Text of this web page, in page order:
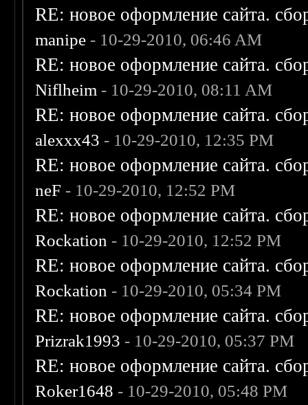
RE: новое оформление сайта.
manipe - 10-29-2010, 06:46 AM
RE: новое оформление сайта.
Niflheim - 10-29-2010, 08:11 AM
RE: новое оформление сайта.
alexxx43 - 10-29-2010, 12:35 PM
RE: новое оформление сайта.
neF - 10-29-2010, 12:52 PM
RE: новое оформление сайта.
Rockation - 10-29-2010, 12:52 PM
RE: новое оформление сайта.
Rockation - 10-29-2010, 05:34 PM
RE: новое оформление сайта.
Prizrak1993 - 10-29-2010, 05:37 PM
RE: новое оформление сайта.
Roker1648 - 10-29-2010, 05:48 PM